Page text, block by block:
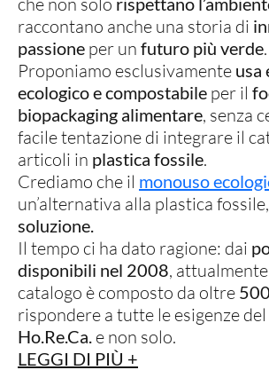
raccontano anche una storia di
passione per un futuro più verde.
Proponiamo esclusivamente usa
ecologico e compostabile per il
biopackaging alimentare, senza
facile tentazione di integrare il
articoli in plastica fossile.
Crediamo che il monouso
un’alternativa alla plastica
soluzione.
Il tempo ci ha dato ragione: dai
disponibili nel 2008,
catalogo è composto da oltre
rispondere a tutte le esigenze
Ho.Re.Ca. e non solo.
LEGGI DI PIÙ +